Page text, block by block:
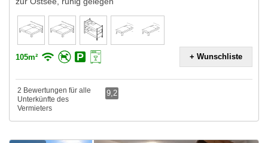
105m² + Wunschliste
2 Bewertungen für alle
Unterkünfte des
Vermieters
9,2